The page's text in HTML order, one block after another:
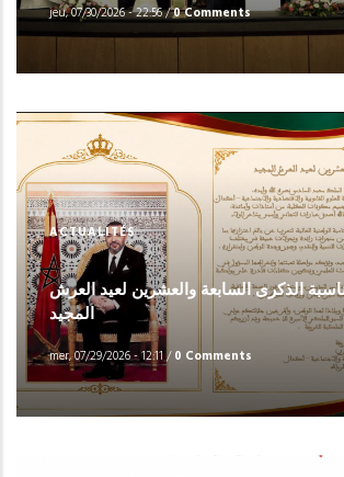
jeu, 07/30/2026 - 22:56/0 Comments
ACTUALITÉS
الذكرى السابعة والعشرين لعيد العرش
المجيد
mer, 07/29/2026 - 12:11/0 Comments